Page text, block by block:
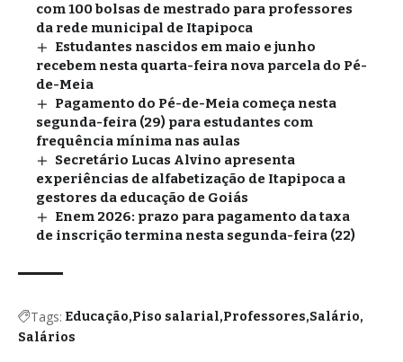
com 100 bolsas de mestrado para professores
da rede municipal de Itapipoca
Estudantes nascidos em maio e junho
recebem nesta quarta-feira nova parcela do Pé-
de-Meia
Pagamento do Pé-de-Meia começa nesta
segunda-feira (29) para estudantes com
frequência mínima nas aulas
Secretário Lucas Alvino apresenta
experiências de alfabetização de Itapipoca a
gestores da educação de Goiás
Enem 2026: prazo para pagamento da taxa
de inscrição termina nesta segunda-feira (22)
Tags: Educação Piso salarial Professores Salário
Salários